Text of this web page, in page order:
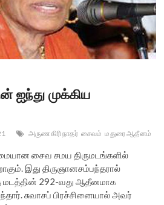
ஐந்து முக்கிய
அருணகிரி நாதர் சைவம் மதுரை ஆதீனம்
சைவ சமய திருமடங்களில்
இது திருஞானசம்பந்தரால்
மடத்தின் 292-வது ஆதீனமாக
சுவாசப் பிரச்சினையால் அவர்